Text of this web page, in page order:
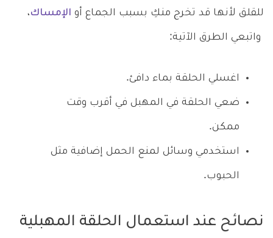
للقلق لأنها قد تخرج منكِ بسبب الجماع أو الإمساك،
واتبعي الطرق الآتية:
اغسلي الحلقة بماء دافئ.
ضعي الحلقة في المهبل في أقرب وقت
ممكن.
استخدمي وسائل لمنع الحمل إضافية مثل
الحبوب.
نصائح عند استعمال الحلقة المهبلية